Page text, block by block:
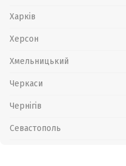
Харків
Херсон
Хмельницький
Черкаси
Чернігів
Севастополь